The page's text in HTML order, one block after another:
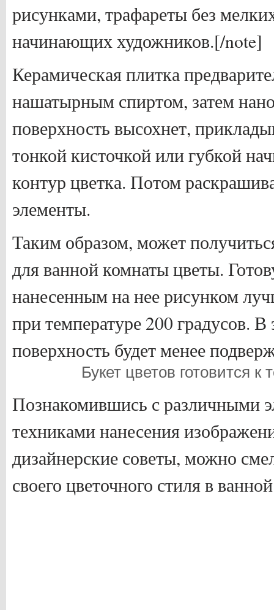
рисунками, трафареты без
начинающих художников.[/note]
Керамическая плитка
нашатырным спиртом, затем
поверхность высохнет,
тонкой кисточкой или губкой
контур цветка. Потом
элементы.
Таким образом, может
для ванной комнаты цветы.
нанесенным на нее рисунком
при температуре 200 градусов. В
поверхность будет менее
Букет цветов готовится к
Познакомившись с различными
техниками нанесения
дизайнерские советы, можно
своего цветочного стиля в